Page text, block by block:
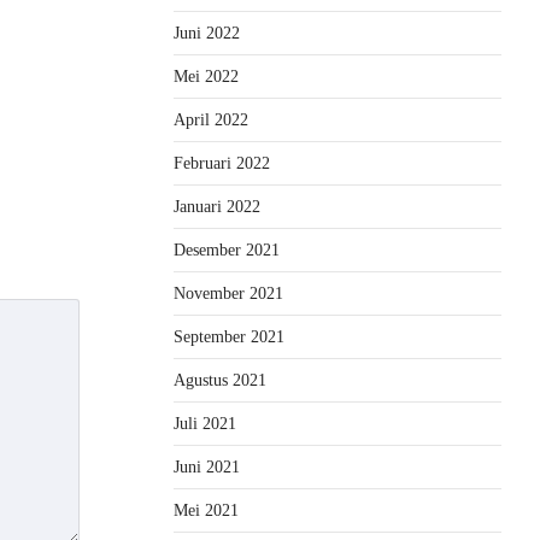
Juni 2022
Mei 2022
April 2022
Februari 2022
Januari 2022
Desember 2021
November 2021
September 2021
Agustus 2021
Juli 2021
Juni 2021
Mei 2021